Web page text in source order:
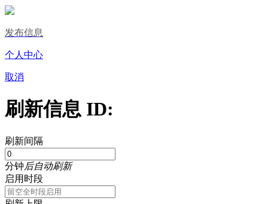
发布信息
个人中心
取消
刷新信息 ID:
刷新间隔
分钟后自动刷新
启用时段